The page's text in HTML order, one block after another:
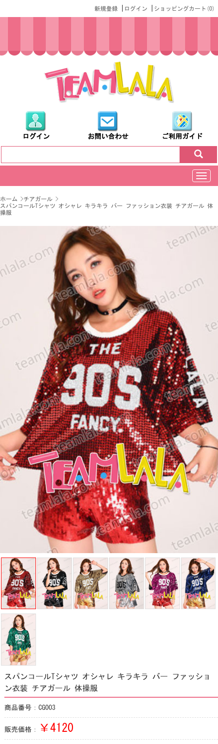
ショッピングカート(0)
ログイン
新規登録
ログイン お問い合わせ ご利用ガイド
切
换
航
ホーム >チアガール >
スパンコールTシャツ オシャレ キラキラ バー ファッション衣装 チアガール 体
操服
スパンコールTシャツ オシャレ キラキラ バー ファッショ
ン衣装 チアガール 体操服
商品番号：CG003
販売価格： ￥4120